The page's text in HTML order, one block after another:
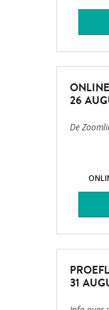
26
De
31